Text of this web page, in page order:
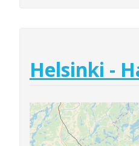
Helsinki -